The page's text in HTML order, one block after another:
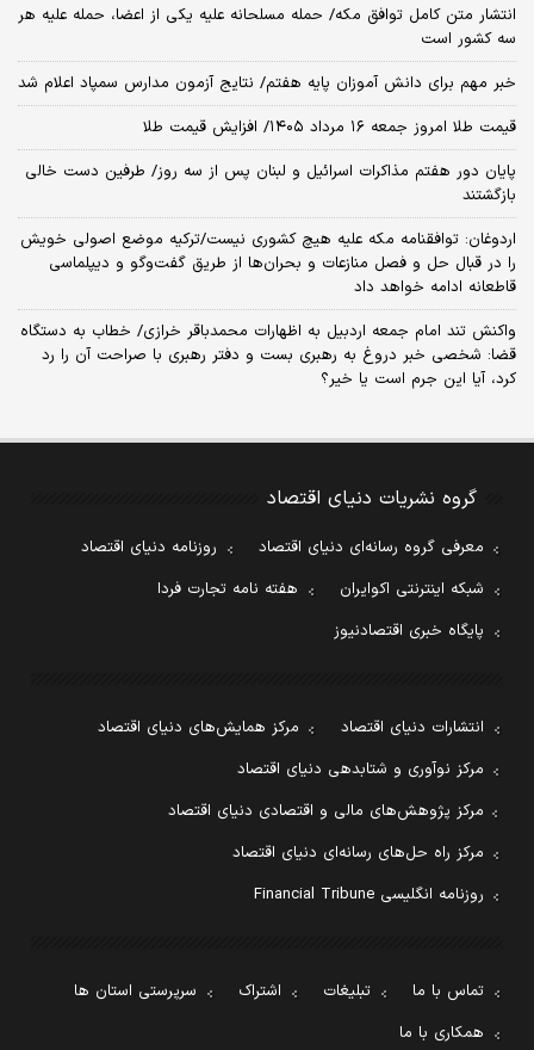
انتشار متن کامل توافق مکه/ حمله مسلحانه علیه یکی از اعضا، حمله علیه هر
سه کشور است
خبر مهم برای دانش آموزان پایه هفتم/ نتایج آزمون مدارس سمپاد اعلام شد
قیمت طلا امروز جمعه ۱۶ مرداد ۱۴۰۵/ افزایش قیمت طلا
پایان دور هفتم مذاکرات اسرائیل و لبنان پس از سه روز/ طرفین دست خالی
بازگشتند
اردوغان: توافقنامه مکه علیه هیچ کشوری نیست/ترکیه موضع اصولی خویش
را در قبال حل و فصل منازعات و بحران‌ها از طریق گفت‌وگو و دیپلماسی
قاطعانه ادامه خواهد داد
واکنش تند امام جمعه اردبیل به اظهارات محمدباقر خرازی/ خطاب به دستگاه
قضا: شخصی خبر دروغ به رهبری بست و دفتر رهبری با صراحت آن را رد
کرد، آیا این جرم است یا خیر؟
گروه نشریات دنیای اقتصاد
معرفی گروه رسانه‌ای دنیای اقتصاد
روزنامه دنیای اقتصاد
شبکه اینترنتی اکوایران
هفته نامه تجارت فردا
پایگاه خبری اقتصادنیوز
انتشارات دنیای اقتصاد
مرکز همایش‌های دنیای اقتصاد
مرکز نوآوری و شتابدهی دنیای اقتصاد
مرکز پژوهش‌های مالی و اقتصادی دنیای اقتصاد
مرکز راه حل‌های رسانه‌ای دنیای اقتصاد
روزنامه انگلیسی Financial Tribune
تماس با ما تبلیغات اشتراک
سرپرستی استان ها
همکاری با ما